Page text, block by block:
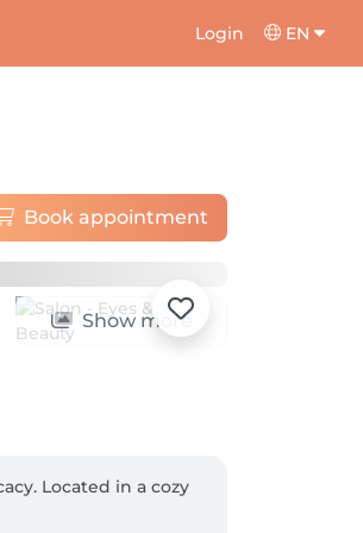
Login EN
Book appointment
Show more
Located in a cozy